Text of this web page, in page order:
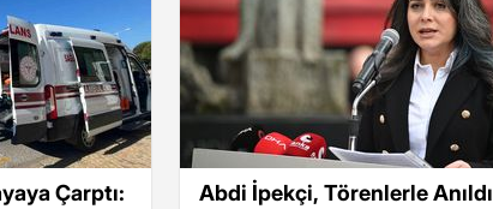
Çarptı:
Abdi İpekçi, Törenlerle Anıldı